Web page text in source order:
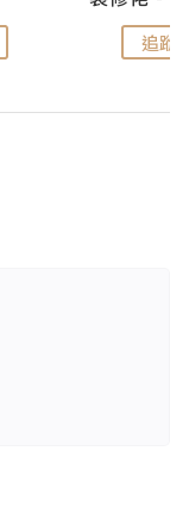
追蹤